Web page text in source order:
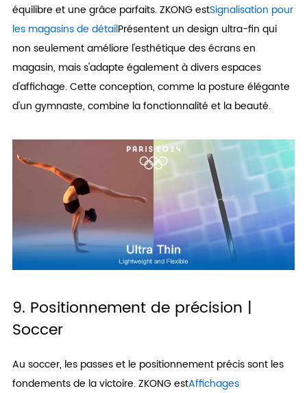
équilibre et une grâce parfaits. ZKONG estSignalisation pour
les magasins de détailPrésentent un design ultra-fin qui
non seulement améliore l'esthétique des écrans en
magasin, mais s'adapte également à divers espaces
d'affichage. Cette conception, comme la posture élégante
d'un gymnaste, combine la fonctionnalité et la beauté.
9. Positionnement de précision |
Soccer
Au soccer, les passes et le positionnement précis sont les
fondements de la victoire. ZKONG estAffichages